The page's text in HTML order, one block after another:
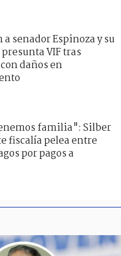
senador Espinoza y su
VIF tras
daños en
familia": Silber
fiscalía pelea entre
por pagos a